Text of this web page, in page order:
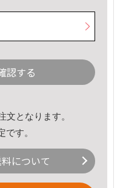
認する
文となります。
です。
について